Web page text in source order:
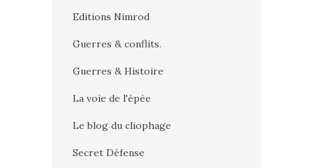
Editions Nimrod
Guerres & conflits.
Guerres & Histoire
La voie de l'épée
Le blog du cliophage
Secret Défense